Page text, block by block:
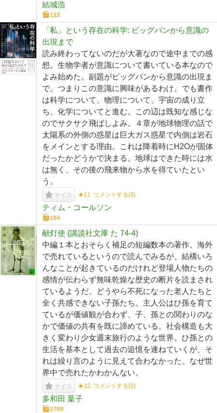
結城浩
122
「私」という存在の科学: ビッグバンから意識の
出現まで
読み終わってないのだが大著なので途中までの感
想。生物学者が意識について書いている本なので
よみ始めた。副題がビッグバンから意識の出現ま
で。つまりこの意識に興味があるわけ。でも書作
は科学について、物理について、宇宙の成り立
ち、化学についてと進む。この辺は既知な感じな
のでサクサク飛ばしよみ。４章が地球物理の話で
太陽系の外側の惑星は巨大ガス惑星で内側は岩石
をメインとする理由。これは降着時にH2Oが固体
だったかどうかで決まる。地球はできた時には水
は無く、その後の飛来物から水を得ていたとい
う。
ナイス ★11 コメントする(3)
ティム・コールソン
104
献灯使 (講談社文庫 た 74-4)
中編１本とおそらく補足の短編数本の著作。海外
で売れているというので読んでみるが、結構いろ
んなことが起きているのだけれど登場人物たちの
感情が伝わらず無味乾燥な歴史の断片を読まされ
ているようだ。どうやら不死になった老人たちと
全く共感できない子孫たち。主人公はひ孫を育て
ているが価値観が合わず、子、孫との関わりのな
かで価値の共有を既に諦めている。社会構造も大
きく変わり少女週末旅行のような世界。ひ孫との
生活を基本として過去の追憶を連ねていくが、そ
れは繰り言のように見えて合わなかった。なぜ世
界中で売れたかわかんない。
ナイス ★12 コメントする(2)
多和田 葉子
2709